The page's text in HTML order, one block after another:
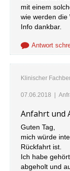
mit einem
wie werden die
Info dankbar.
Antwort
Klinischer
07.06.2018 |
Anfahrt und
Guten Tag,
mich würde
Rückfahrt ist.
Ich habe
abgeholt und